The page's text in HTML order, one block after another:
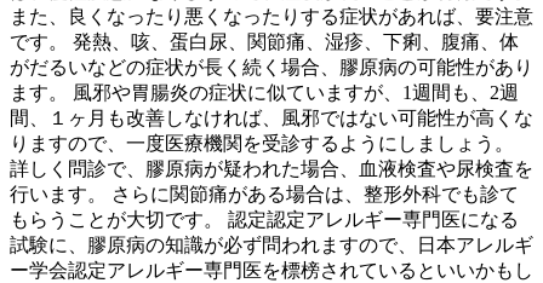
また、良くなったり悪くなったりする症状があれば、要注意
です。 発熱、咳、蛋白尿、関節痛、湿疹、下痢、腹痛、体
がだるいなどの症状が長く続く場合、膠原病の可能性があり
ます。 風邪や胃腸炎の症状に似ていますが、1週間も、2週
間、１ヶ月も改善しなければ、風邪ではない可能性が高くな
りますので、一度医療機関を受診するようにしましょう。
詳しく問診で、膠原病が疑われた場合、血液検査や尿検査を
行います。 さらに関節痛がある場合は、整形外科でも診て
もらうことが大切です。 認定認定アレルギー専門医になる
試験に、膠原病の知識が必ず問われますので、日本アレルギ
ー学会認定アレルギー専門医を標榜されているといいかもし